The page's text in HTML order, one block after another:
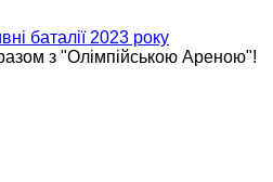
з "Олімпійською Ареною"!